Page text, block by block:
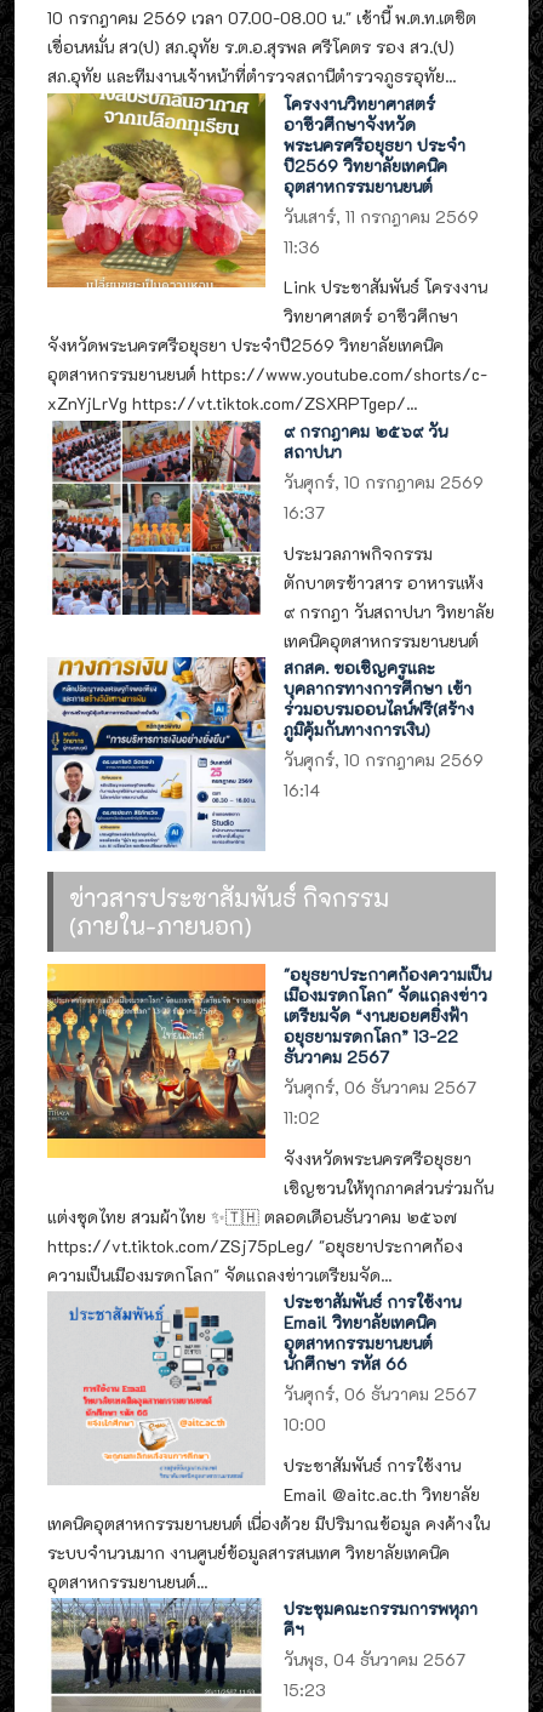
10 กรกฎาคม 2569 เวลา 07.00-08.00 น." เช้านี้ พ.ต.ท.เตชิต
เขื่อนหมั่น สว(ป) สภ.อุทัย ร.ต.อ.สุรพล ศรีโคตร รอง สว.(ป)
สภ.อุทัย และทีมงานเจ้าหน้าที่ตำรวจสถานีตำรวจภูธรอุทัย...
โครงงานวิทยาศาสตร์
อาชีวศึกษาจังหวัด
พระนครศรีอยุธยา ประจำ
ปี2569 วิทยาลัยเทคนิค
อุตสาหกรรมยานยนต์
วันเสาร์, 11 กรกฎาคม 2569
11:36
Link ประชาสัมพันธ์ โครงงาน
วิทยาศาสตร์ อาชีวศึกษา
จังหวัดพระนครศรีอยุธยา ประจำปี2569 วิทยาลัยเทคนิค
อุตสาหกรรมยานยนต์ https://www.youtube.com/shorts/c-
xZnYjLrVg https://vt.tiktok.com/ZSXRPTgep/...
๙ กรกฎาคม ๒๕๖๙ วัน
สถาปนา
วันศุกร์, 10 กรกฎาคม 2569
16:37
ประมวลภาพกิจกรรม
ตักบาตรข้าวสาร อาหารแห้ง
๙ กรกฎา วันสถาปนา วิทยาลัย
เทคนิคอุตสาหกรรมยานยนต์
สกสค. ขอเชิญครูและ
บุคลากรทางการศึกษา เข้า
ร่วมอบรมออนไลน์ฟรี(สร้าง
ภูมิคุ้มกันทางการเงิน)
วันศุกร์, 10 กรกฎาคม 2569
16:14
ข่าวสารประชาสัมพันธ์ กิจกรรม
(ภายใน-ภายนอก)
"อยุธยาประกาศก้องความเป็น
เมืองมรดกโลก" จัดแถลงข่าว
เตรียมจัด “งานยอยศยิ่งฟ้า
อยุธยามรดกโลก” 13-22
ธันวาคม 2567
วันศุกร์, 06 ธันวาคม 2567
11:02
จังงหวัดพระนครศรีอยุธยา
เชิญชวนให้ทุกภาคส่วนร่วมกัน
แต่งชุดไทย สวมผ้าไทย ✨🇹🇭 ตลอดเดือนธันวาคม ๒๕๖๗
https://vt.tiktok.com/ZSj75pLeg/ "อยุธยาประกาศก้อง
ความเป็นเมืองมรดกโลก" จัดแถลงข่าวเตรียมจัด...
ประชาสัมพันธ์ การใช้งาน
Email วิทยาลัยเทคนิค
อุตสาหกรรมยานยนต์
นักศึกษา รหัส 66
วันศุกร์, 06 ธันวาคม 2567
10:00
ประชาสัมพันธ์ การใช้งาน
Email @aitc.ac.th วิทยาลัย
เทคนิคอุตสาหกรรมยานยนต์ เนื่องด้วย มีปริมาณข้อมูล คงค้างใน
ระบบจำนวนมาก งานศูนย์ข้อมูลสารสนเทศ วิทยาลัยเทคนิค
อุตสาหกรรมยานยนต์...
ประชุมคณะกรรมการพหุภา
คีฯ
วันพุธ, 04 ธันวาคม 2567
15:23